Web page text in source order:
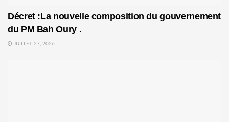
Décret :La nouvelle composition du gouvernement
du PM Bah Oury .
JUILLET 27, 2026